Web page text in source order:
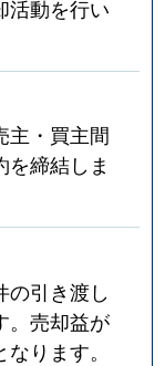
活動を行い
主・買主間
締結しま
の引き渡し
。売却益が
ります。